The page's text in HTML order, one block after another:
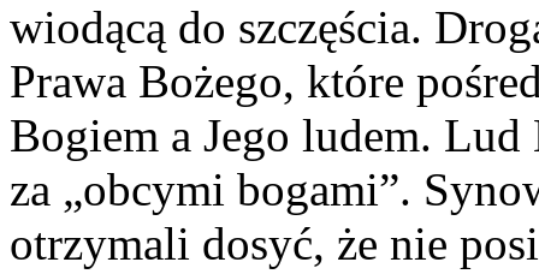
wiodącą do szczęścia.
Prawa Bożego, które
Bogiem a Jego ludem.
za „obcymi bogami”.
otrzymali dosyć, że nie